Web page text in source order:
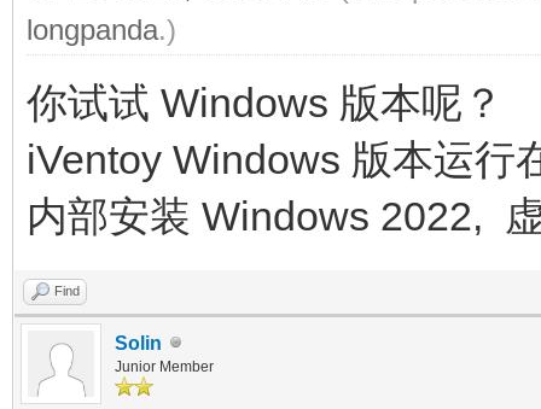
longpanda.)
你试试 Windows 版本呢？
iVentoy Windows 版本运行
内部安装 Windows 2022,
Find
Solin
Junior Member